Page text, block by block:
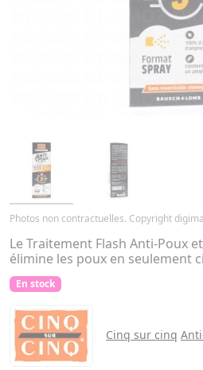
Photos non contractuelles. Copyright
Le Traitement Flash Anti-Poux
élimine les poux en seulement
En stock
Cinq sur cinq